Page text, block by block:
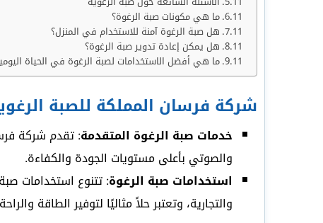
ما هي مكونات صبة الرغوة؟
هل صبة الرغوة آمنة للاستخدام في المنزل؟
هل يمكن إعادة تدوير صبة الرغوة؟
ما هي أفضل الاستخدامات لصبة الرغوة في الحياة
شركة فرسان المملكة للصبة
خدمات صبة الرغوة المتقدمة: تقدم شركة
والصوتي بأعلى مستويات الجودة والكفاءة.
استخدامات صبة الرغوة: تتنوع استخدامات
والتجارية، وتعتبر حلاً مثاليًا لتوفير الطاقة